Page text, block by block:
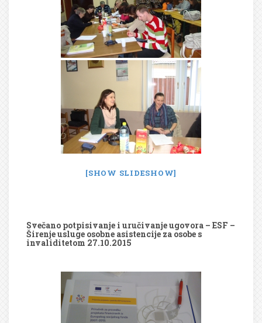
[SHOW SLIDESHOW]
Svečano potpisivanje i uručivanje ugovora – ESF –
Širenje usluge osobne asistencije za osobe s
invaliditetom 27.10.2015